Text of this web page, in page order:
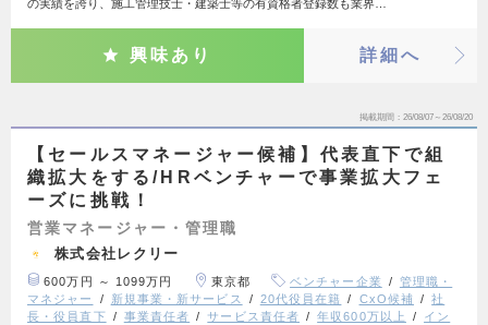
の実績を誇り、施工管理技士・建築士等の有資格者登録数も業界…
興味あり 詳細へ
掲載期間 26/08/07～26/08/20
【セールスマネージャー候補】代表直下で組
織拡大をする/HRベンチャーで事業拡大フェ
ーズに挑戦！
営業マネージャー・管理職
株式会社レクリー
600万円 ～ 1099万円 東京都 ベンチャー企業
管理職・
マネジャー
新規事業・新サービス 20代役員在籍 CxO候補
社
長・役員直下
事業責任者 サービス責任者 年収600万以上
イン